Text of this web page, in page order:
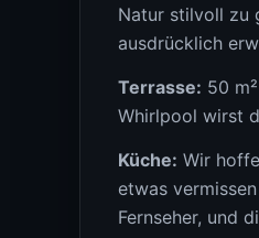
Natur stilvoll zu
ausdrücklich
Terrasse: 50
Whirlpool wirst
Küche: Wir
etwas
Fernseher, und